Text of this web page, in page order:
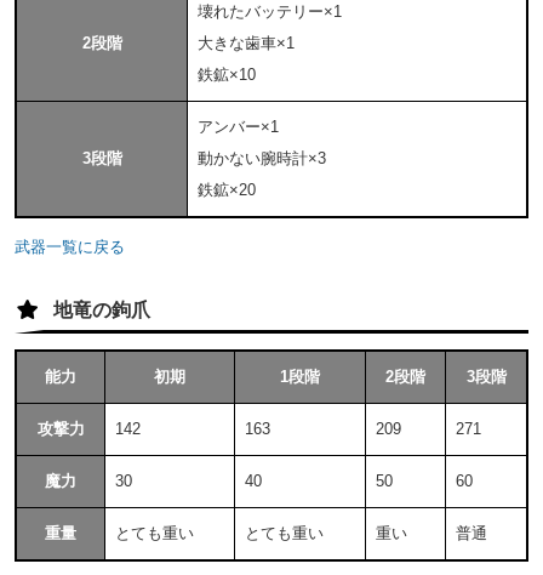
2段階
壊れたバッテリー×1
大きな歯車×1
鉄鉱×10
3段階
アンバー×1
動かない腕時計×3
鉄鉱×20
武器一覧に戻る
地竜の鉤爪
能力 初期 1段階 2段階 3段階
攻撃力 142 163 209 271
魔力 30 40 50 60
重量 とても重い とても重い 重い 普通